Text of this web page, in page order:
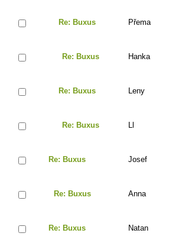
Re: Buxus Přema
Re: Buxus Hanka
Re: Buxus Leny
Re: Buxus
Re: Buxus Josef
Re: Buxus Anna
Re: Buxus Natan